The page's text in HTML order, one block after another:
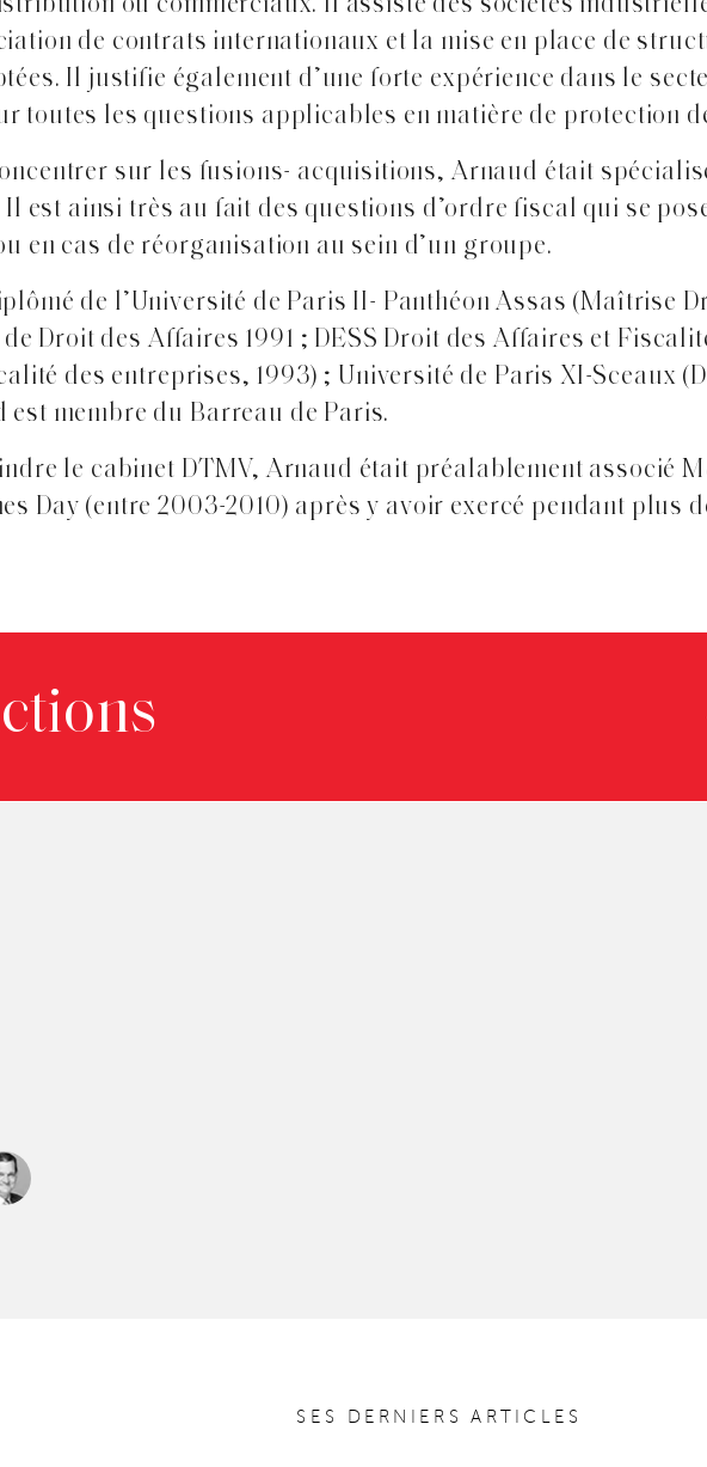
de contrats internationaux et la mise en place de
Il justifie également d’une forte expérience dans le
toutes les questions applicables en matière de protection
sur les fusions- acquisitions, Arnaud était
est ainsi très au fait des questions d’ordre fiscal qui se
en cas de réorganisation au sein d’un groupe.
de l’Université de Paris II- Panthéon Assas (Maîtrise
Droit des Affaires 1991 ; DESS Droit des Affaires et
des entreprises, 1993) ; Université de Paris XI-Sceaux
est membre du Barreau de Paris.
le cabinet DTMV, Arnaud était préalablement associé
Day (entre 2003-2010) après y avoir exercé pendant plus
SES DERNIERS ARTICLES